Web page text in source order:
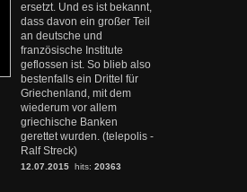
ersetzt. Und es ist bekannt,
dass davon ein großer Teil
an deutsche und
französische Institute
geflossen ist. So blieb also
bestenfalls ein Drittel für
Griechenland, mit dem
wiederum vor allem
griechische Banken
gerettet wurden. (telepolis -
Ralf Streck)
12.07.2015 hits: 20363